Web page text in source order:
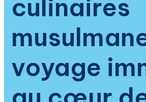
culinaires
voyage